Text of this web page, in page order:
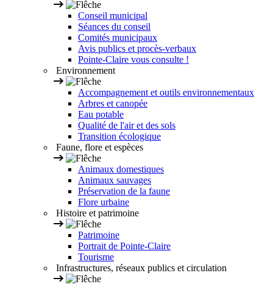
Conseil municipal
Séances du conseil
Comités municipaux
Avis publics et procès-verbaux
Pointe-Claire vous consulte !
Environnement
Accompagnement et outils environnementaux
Arbres et canopée
Eau potable
Qualité de l'air et des sols
Transition écologique
Faune, flore et espèces
Animaux domestiques
Animaux sauvages
Préservation de la faune
Flore urbaine
Histoire et patrimoine
Patrimoine
Portrait de Pointe-Claire
Tourisme
Infrastructures, réseaux publics et circulation